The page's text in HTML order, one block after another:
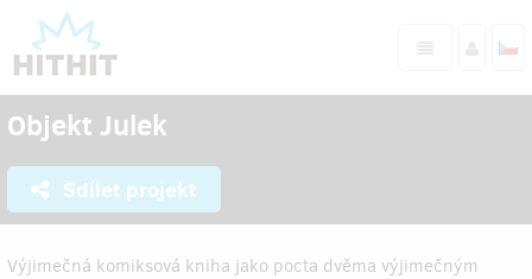
Objekt Julek
Sdílet projekt
Výjimečná komiksová kniha jako pocta dvěma výjimečným